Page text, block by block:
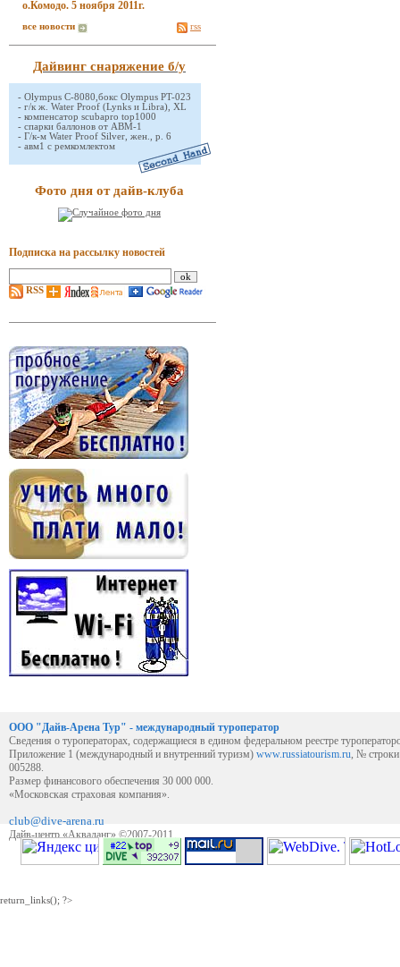
о.Комодо. 5 ноября 2011г.
все новости rss
Дайвинг снаряжение б/у
- Olympus C-8080,бокс Olympus PT-023
- г/к ж. Water Proof (Lynks и Libra), XL
- компенсатор scubapro top1000
- спарки баллонов от АВМ-1
- Г/к-м Water Proof Silver, жен., р. 6
- авм1 с ремкомлектом
Фото дня от дайв-клуба
Подписка на рассылку новостей
RSS
ООО "Дайв-Арена Тур" - международный туроператор
Сведения о туроператорах, содержащиеся в едином федеральном реестре
Приложение 1 (международный и внутренний туризм) www.russiatourism.ru, №
005288.
Размер финансового обеспечения 30 000 000.
«Московская страховая компания».
club@dive-arena.ru
Дайв-центр «Акваланг» ©2007-2011
return_links(); ?>